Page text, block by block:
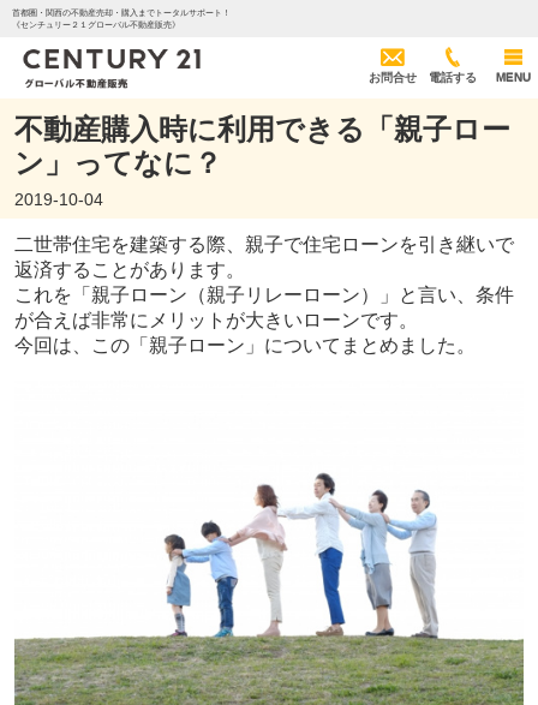
首都圏・関西の不動産売却・購入までトータルサポート！
《センチュリー２１グローバル不動産販売》
お問合せ 電話する MENU
不動産購入時に利用できる「親子ロー
ン」ってなに？
2019-10-04
二世帯住宅を建築する際、親子で住宅ローンを引き継いで
返済することがあります。
これを「親子ローン（親子リレーローン）」と言い、条件
が合えば非常にメリットが大きいローンです。
今回は、この「親子ローン」についてまとめました。